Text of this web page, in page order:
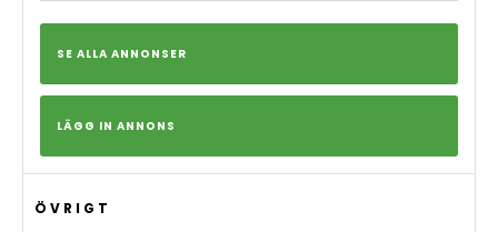
SE ALLA ANNONSER
LÄGG IN ANNONS
ÖVRIGT